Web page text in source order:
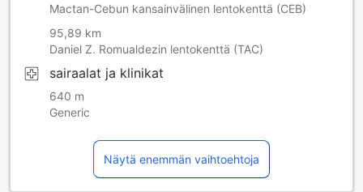
Mactan-Cebun kansainvälinen lentokenttä (CEB)
95,89 km
Daniel Z. Romualdezin lentokenttä (TAC)
sairaalat ja klinikat
640 m
Generic
Näytä enemmän vaihtoehtoja